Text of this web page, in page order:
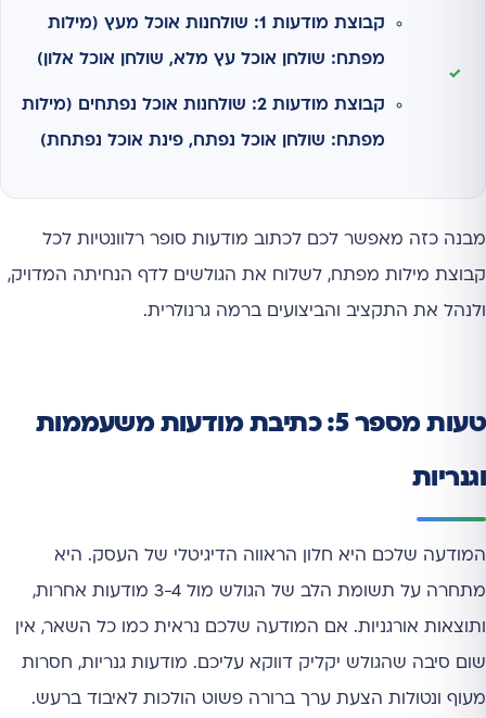
קבוצת מודעות 1: שולחנות אוכל מעץ (מילות
מפתח: שולחן אוכל עץ מלא, שולחן אוכל אלון)
קבוצת מודעות 2: שולחנות אוכל נפתחים (מילות
מפתח: שולחן אוכל נפתח, פינת אוכל נפתחת)
מבנה כזה מאפשר לכם לכתוב מודעות סופר רלוונטיות לכל
קבוצת מילות מפתח, לשלוח את הגולשים לדף הנחיתה המדויק,
ולנהל את התקציב והביצועים ברמה גרנולרית.
טעות מספר 5: כתיבת מודעות משעממות
וגנריות
המודעה שלכם היא חלון הראווה הדיגיטלי של העסק. היא
מתחרה על תשומת הלב של הגולש מול 3-4 מודעות אחרות,
ותוצאות אורגניות. אם המודעה שלכם נראית כמו כל השאר, אין
שום סיבה שהגולש יקליק דווקא עליכם. מודעות גנריות, חסרות
מעוף ונטולות הצעת ערך ברורה פשוט הולכות לאיבוד ברעש.